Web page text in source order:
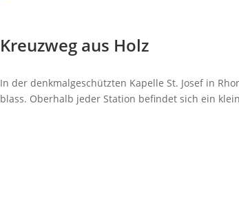
Kreuzweg aus Holz
In der denk­mal­ge­schützten Kapelle St. Josef in
blass. Ober­halb jeder Station befindet sich ein